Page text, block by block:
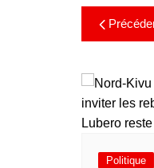
Politique